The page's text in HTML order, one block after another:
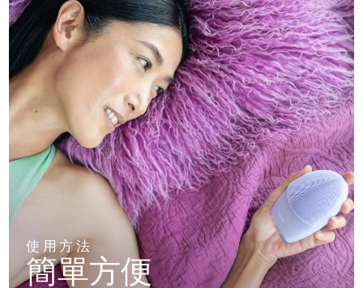
使用方法
簡單方便